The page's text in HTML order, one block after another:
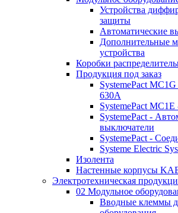
Устройства
защиты
Автоматические
Дополнительные
устройства
Коробки
Продукция под заказ
SystemePact
630A
SystemePact
SystemePact -
выключатели
SystemePact -
Systeme Electric
Изолента
Настенные корпусы
Электротехническая
02 Модульное
Вводные клеммы